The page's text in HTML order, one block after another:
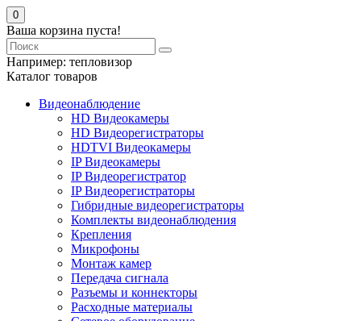
0
Ваша корзина пуста!
Например: тепловизор
Каталог товаров
Видеонаблюдение
HD Видеокамеры
HD Видеорегистраторы
HDTVI Видеокамеры
IP Видеокамеры
IP Видеорегистратор
IP Видеорегистраторы
Гибридные видеорегистраторы
Комплекты видеонаблюдения
Крепления
Микрофоны
Монтаж камер
Передача сигнала
Разъемы и коннекторы
Расходные материалы